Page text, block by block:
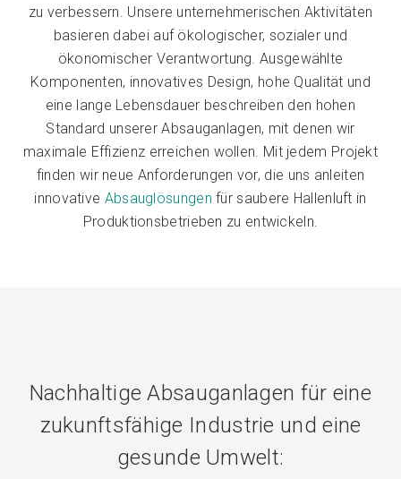
zu verbessern. Unsere unternehmerischen Aktivitäten
basieren dabei auf ökologischer, sozialer und
ökonomischer Verantwortung. Ausgewählte
Komponenten, innovatives Design, hohe Qualität und
eine lange Lebensdauer beschreiben den hohen
Standard unserer Absauganlagen, mit denen wir
maximale Effizienz erreichen wollen. Mit jedem Projekt
finden wir neue Anforderungen vor, die uns anleiten
innovative Absauglösungen für saubere Hallenluft in
Produktionsbetrieben zu entwickeln.
Nachhaltige Absauganlagen für eine
zukunftsfähige Industrie und eine
gesunde Umwelt: